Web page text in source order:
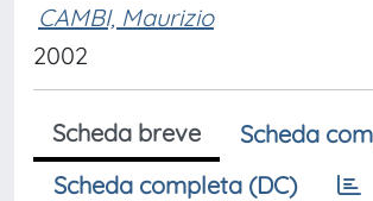
CAMBI, Maurizio
2002
Scheda breve
Scheda
Scheda completa (DC)